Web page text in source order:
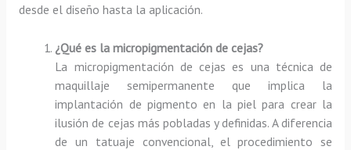
desde el diseño hasta la aplicación.
¿Qué es la micropigmentación de cejas?
La micropigmentación de cejas es una técnica de
maquillaje semipermanente que implica la
implantación de pigmento en la piel para crear la
ilusión de cejas más pobladas y definidas. A diferencia
de un tatuaje convencional, el procedimiento se